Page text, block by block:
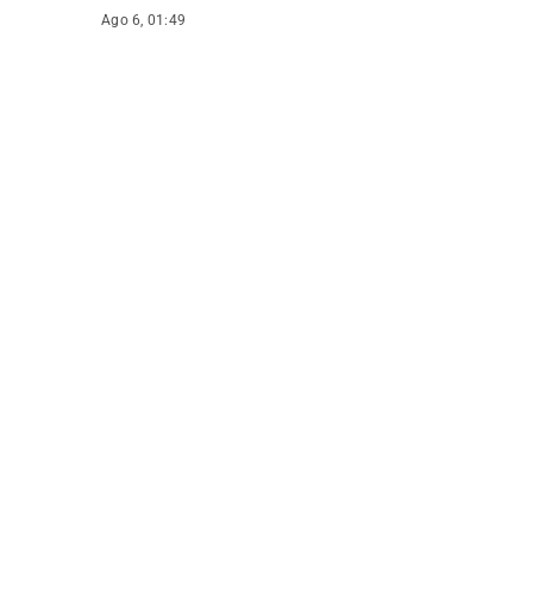
Ago 6, 01:49